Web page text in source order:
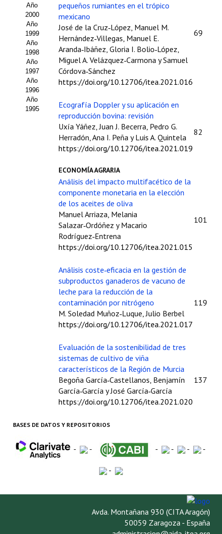
Año
2000
Año
1999
Año
1998
Año
1997
Año
1996
Año
1995
pequeños rumiantes en el trópico
mexicano
José de la Cruz‑López, Manuel M.
Hernández‑Villegas, Manuel E.
Aranda‑Ibáñez, Gloria I. Bolio‑López,
Miguel A. Velázquez‑Carmona y Samuel
Córdova‑Sánchez
https://doi.org/10.12706/itea.2021.016
69
Ecografía Doppler y su aplicación en
reproducción bovina: revisión
Uxía Yáñez, Juan J. Becerra, Pedro G.
Herradón, Ana I. Peña y Luis A. Quintela
https://doi.org/10.12706/itea.2021.019
82
ECONOMÍA AGRARIA
Análisis del impacto multifacético de la
componente monetaria en la elección
de los aceites de oliva
Manuel Arriaza, Melania
Salazar‑Ordóñez y Macario
Rodríguez‑Entrena
https://doi.org/10.12706/itea.2021.015
101
Análisis coste‑eficacia en la gestión de
subproductos ganaderos de vacuno de
leche para la reducción de la
contaminación por nitrógeno
M. Soledad Muñoz‑Luque, Julio Berbel
https://doi.org/10.12706/itea.2021.017
119
Evaluación de la sostenibilidad de tres
sistemas de cultivo de viña
característicos de la Región de Murcia
Begoña García‑Castellanos, Benjamín
García‑García y José García‑García
https://doi.org/10.12706/itea.2021.020
137
BASES DE DATOS Y REPOSITORIOS
- - - - - -
-
Avda. Montañana 930 (CITA Aragón)
50059 Zaragoza - España